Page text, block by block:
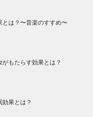
は？〜音楽のすすめ〜
がもたらす効果とは？
果とは？